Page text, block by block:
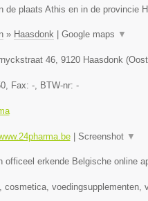
de plaats Athis en in de provincie
» Haasdonk| Google maps ▼
46, 9120 Haasdonk(
, Fax: -, BTW-nr: -
| Screenshot ▼
officeel erkende Belgische online
cosmetica, voedingsupplementen,